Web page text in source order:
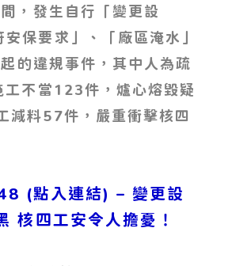
，發生自行「變更設
保要求」、「廠區淹水」
的違規事件，其中人為疏
不當123件，爐心熔毀疑
減料57件，嚴重衝擊核四
(點入連結) – 變更設
核四工安令人擔憂！
：